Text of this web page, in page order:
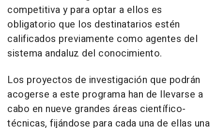
competitiva y para optar a ellos es
obligatorio que los destinatarios estén
calificados previamente como agentes del
sistema andaluz del conocimiento.
Los proyectos de investigación que podrán
acogerse a este programa han de llevarse a
cabo en nueve grandes áreas científico-
técnicas, fijándose para cada una de ellas una